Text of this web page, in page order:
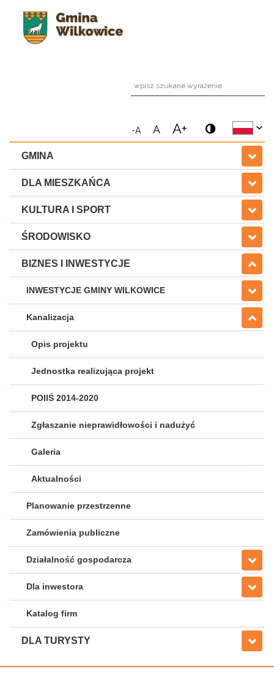
-A A A+
GMINA
DLA MIESZKAŃCA
KULTURA I SPORT
ŚRODOWISKO
BIZNES I INWESTYCJE
INWESTYCJE GMINY WILKOWICE
Kanalizacja
Opis projektu
Jednostka realizująca projekt
POIIŚ 2014-2020
Zgłaszanie nieprawidłowości i nadużyć
Galeria
Aktualności
Planowanie przestrzenne
Zamówienia publiczne
Działalność gospodarcza
Dla inwestora
Katalog firm
DLA TURYSTY